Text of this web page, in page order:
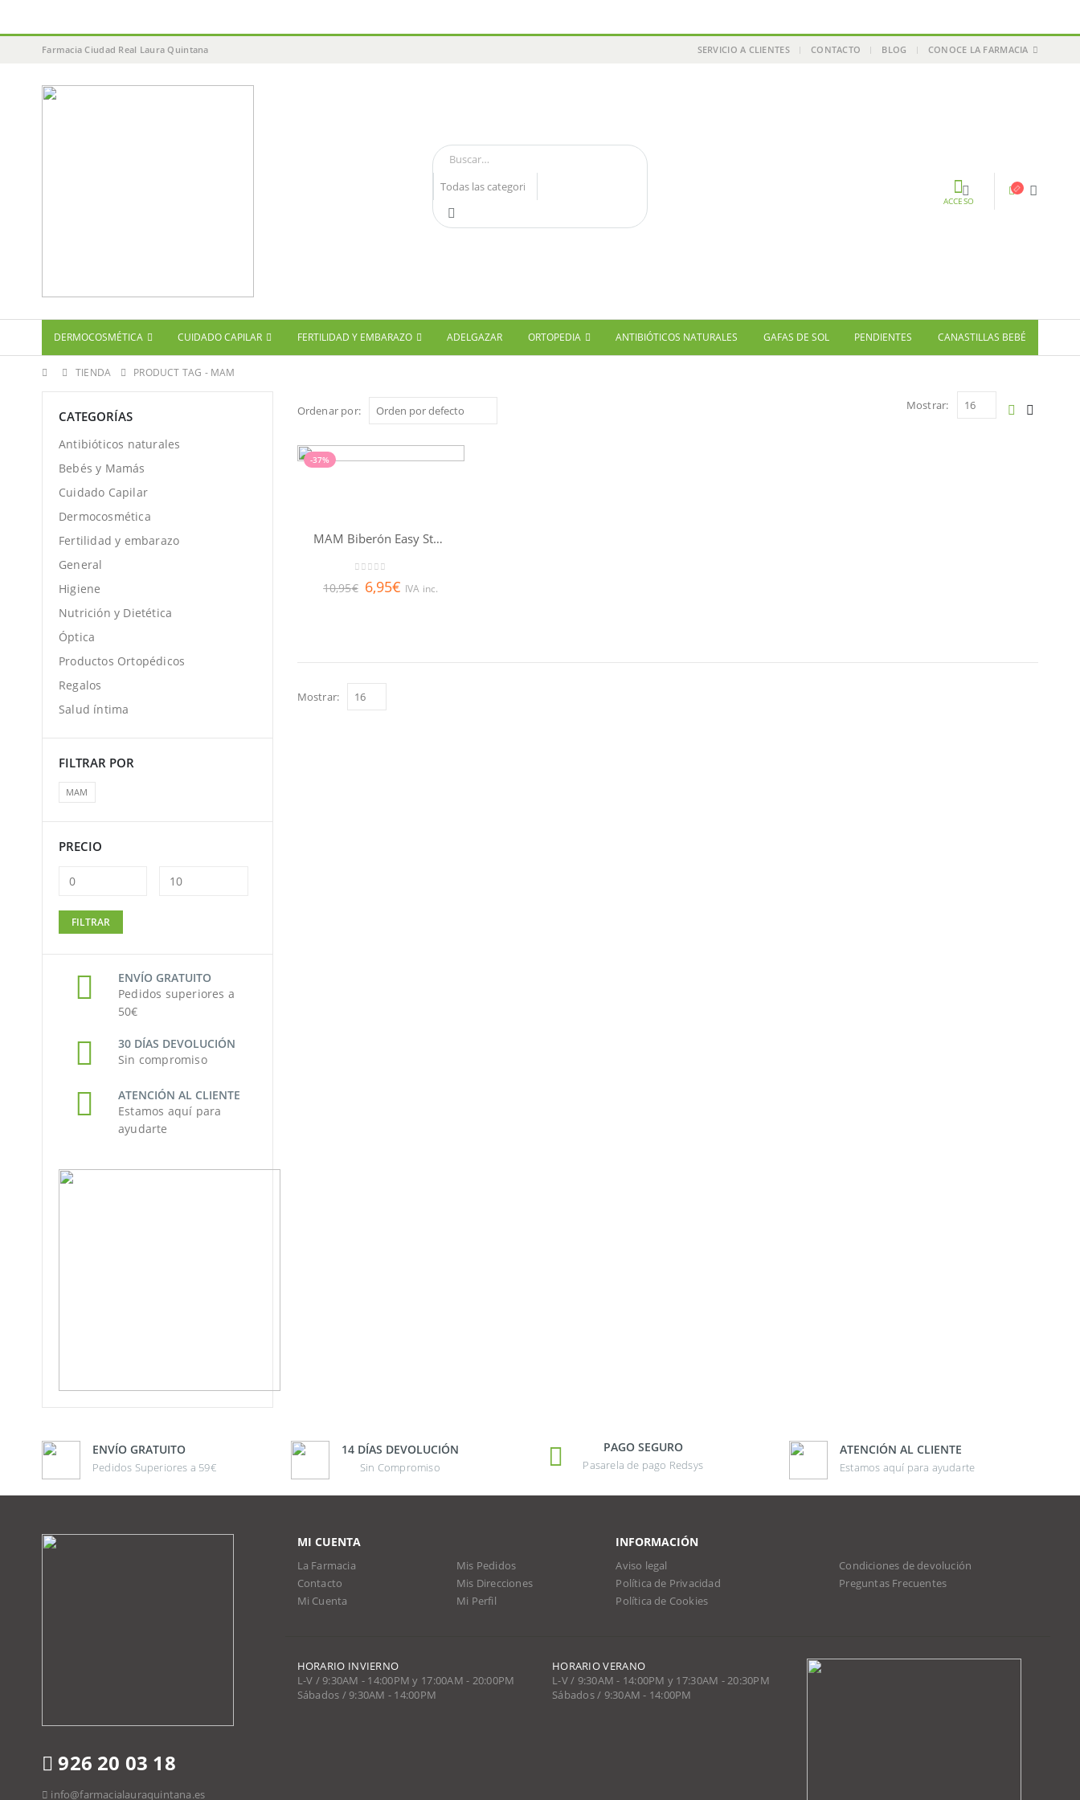
Farmacia Ciudad Real Laura Quintana SERVICIO A CLIENTES CONTACTO BLOG CONOCE LA FARMACIA
ACCESO
DERMOCOSMÉTICA CUIDADO CAPILAR FERTILIDAD Y EMBARAZO ADELGAZAR ORTOPEDIA ANTIBIÓTICOS NATURALES GAFAS DE SOL PENDIENTES CANASTILLAS BEBÉ
TIENDA PRODUCT TAG - MAM
Ordenar por: Mostrar:
-37%
MAM Biberón Easy Star Anti cólico 130 ml
out of 5
10,95€ 6,95€ IVA inc.
Mostrar:
CATEGORÍAS
Antibióticos naturales
Bebés y Mamás
Cuidado Capilar
Dermocosmética
Fertilidad y embarazo
General
Higiene
Nutrición y Dietética
Óptica
Productos Ortopédicos
Regalos
Salud íntima
FILTRAR POR
MAM
PRECIO
mínimo
máximo
FILTRAR
ENVÍO GRATUITO
Pedidos superiores a
50€
30 DÍAS DEVOLUCIÓN
Sin compromiso
ATENCIÓN AL CLIENTE
Estamos aquí para
ayudarte
ENVÍO GRATUITO
Pedidos Superiores a 59€
14 DÍAS DEVOLUCIÓN
Sin Compromiso
PAGO SEGURO
Pasarela de pago Redsys
ATENCIÓN AL CLIENTE
Estamos aquí para ayudarte
926 20 03 18
info@farmacialauraquintana.es
MI CUENTA
La Farmacia
Contacto
Mi Cuenta
Mis Pedidos
Mis Direcciones
Mi Perfil
INFORMACIÓN
Aviso legal
Política de Privacidad
Política de Cookies
Condiciones de devolución
Preguntas Frecuentes
HORARIO INVIERNO
L-V / 9:30AM - 14:00PM y 17:00AM - 20:00PM
Sábados / 9:30AM - 14:00PM
HORARIO VERANO
L-V / 9:30AM - 14:00PM y 17:30AM - 20:30PM
Sábados / 9:30AM - 14:00PM